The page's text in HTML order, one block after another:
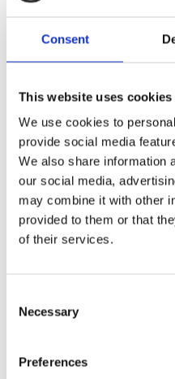
Consent
This website uses cookies
We use cookies to
provide social media
We also share information
our social media,
may combine it with other
provided to them or that
of their services.
Selection
Necessary
Preferences
149,00
Antal
Lagerstatus 23 st i lager
Redlunds
Fri frakt över 995kr
Snabba leveranser
Enkel betalning med Klarna
Snygg klackdyna i en
så man kan knyta fast